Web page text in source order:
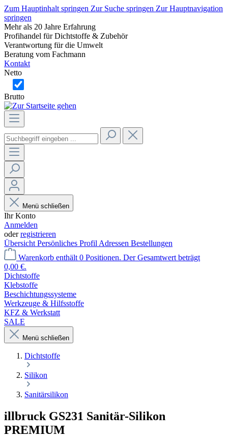
Zum Hauptinhalt springen Zur Suche springen Zur Hauptnavigation
springen
Mehr als 20 Jahre Erfahrung
Profihandel für Dichtstoffe & Zubehör
Verantwortung für die Umwelt
Beratung vom Fachmann
Kontakt
Netto
Brutto
Menü schließen
Ihr Konto
Anmelden
oderregistrieren
Übersicht Persönliches Profil Adressen Bestellungen
Warenkorb enthält 0 Positionen. Der Gesamtwert beträgt
0,00 €.
Dichtstoffe
Klebstoffe
Beschichtungssysteme
Werkzeuge & Hilfsstoffe
KFZ & Werkstatt
SALE
Menü schließen
Dichtstoffe
Silikon
Sanitärsilikon
illbruck GS231 Sanitär-Silikon
PREMIUM